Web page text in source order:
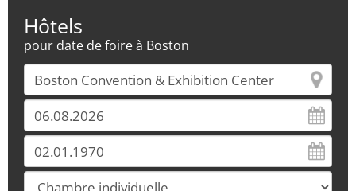
Hôtels
pour date de foire à Boston